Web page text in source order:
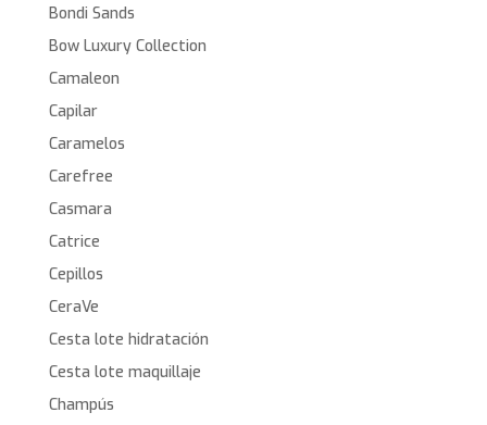
Bondi Sands
Bow Luxury Collection
Camaleon
Capilar
Caramelos
Carefree
Casmara
Catrice
Cepillos
CeraVe
Cesta lote hidratación
Cesta lote maquillaje
Champús